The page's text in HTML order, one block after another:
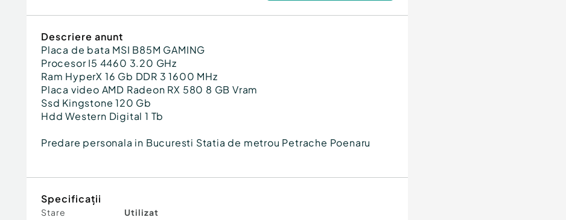
Descriere anunt
Placa de bata MSI B85M GAMING
Procesor I5 4460 3.20 GHz
Ram HyperX 16 Gb DDR 3 1600 MHz
Placa video AMD Radeon RX 580 8 GB Vram
Ssd Kingstone 120 Gb
Hdd Western Digital 1 Tb
Predare personala in Bucuresti Statia de metrou Petrache Poenaru
Specificații
Stare Utilizat